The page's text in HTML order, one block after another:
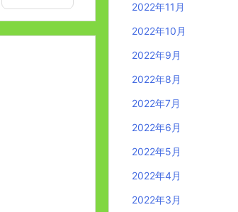
2022年11月
2022年10月
2022年9月
2022年8月
2022年7月
2022年6月
2022年5月
2022年4月
2022年3月